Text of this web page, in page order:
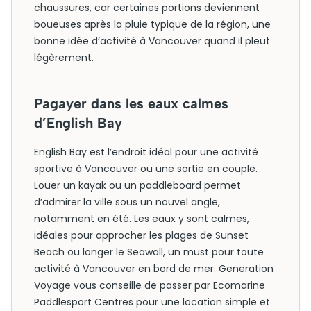
chaussures, car certaines portions deviennent
boueuses après la pluie typique de la région, une
bonne idée d’activité à Vancouver quand il pleut
légèrement.
Pagayer dans les eaux calmes
d’English Bay
English Bay est l’endroit idéal pour une activité
sportive à Vancouver ou une sortie en couple.
Louer un kayak ou un paddleboard permet
d’admirer la ville sous un nouvel angle,
notamment en été. Les eaux y sont calmes,
idéales pour approcher les plages de Sunset
Beach ou longer le Seawall, un must pour toute
activité à Vancouver en bord de mer. Generation
Voyage vous conseille de passer par Ecomarine
Paddlesport Centres pour une location simple et